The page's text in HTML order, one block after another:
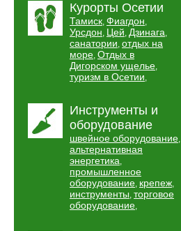
Курорты Осетии
Тамиск, Фиагдон,
Урсдон, Цей, Дзинага,
санатории, отдых на
море, Отдых в
Дигорском ущелье,
туризм в Осетии,
Инструменты и
оборудование
швейное оборудование,
альтернативная
энергетика,
промышленное
оборудование, крепеж,
инструменты, торговое
оборудование,